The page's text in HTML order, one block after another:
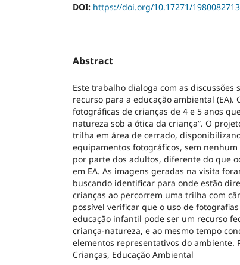
DOI: https://doi.org/10.17271/
Abstract
Este trabalho dialoga com as discussões
recurso para a educação ambiental
fotográficas de crianças de 4 e 5 anos
natureza sob a ótica da criança”. O
trilha em área de cerrado,
equipamentos fotográficos, sem
por parte dos adultos, diferente do que
em EA. As imagens geradas na visita
buscando identificar para onde estão
crianças ao percorrem uma trilha com
possível verificar que o uso de
educação infantil pode ser um recurso
criança-natureza, e ao mesmo tempo
elementos representativos do ambiente.
Crianças, Educação Ambiental